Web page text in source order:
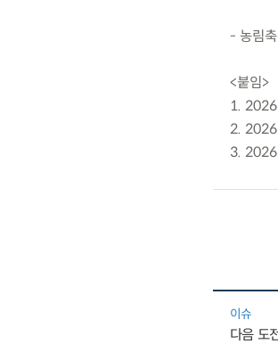
- 농림
<붙임>
1. 2026
2. 2026
3. 2026
이슈
다음 도